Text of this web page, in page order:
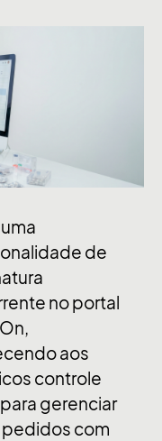
de
no portal
aos
controle
gerenciar
pedidos com